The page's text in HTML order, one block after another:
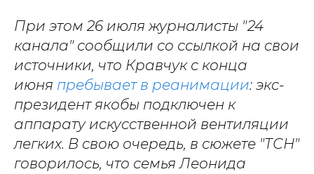
При этом 26 июля журналисты "24
канала" сообщили со ссылкой на свои
источники, что Кравчук с конца
июня пребывает в реанимации: экс-
президент якобы подключен к
аппарату искусственной вентиляции
легких. В свою очередь, в сюжете "ТСН"
говорилось, что семья Леонида